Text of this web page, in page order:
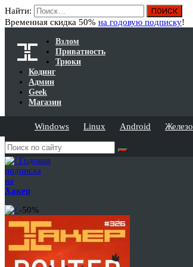
Найти:
Временная скидка 50% на годовую подписку!
Взлом
Приватность
Трюки
Кодинг
Админ
Geek
Магазин
Windows Linux Android Железо
Годовая
подписка
на
Хакер
-50%